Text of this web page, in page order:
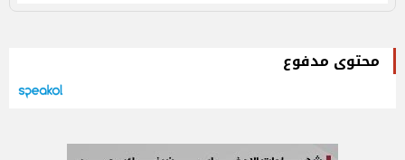
محتوى مدفوع